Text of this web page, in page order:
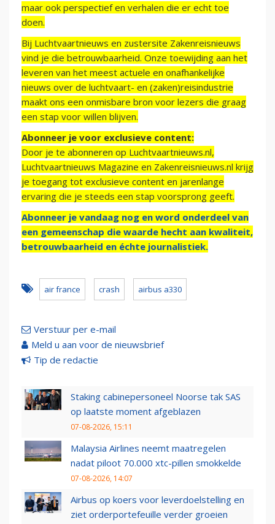
maar ook perspectief en verhalen die er echt toe
doen.
Bij Luchtvaartnieuws en zustersite Zakenreisnieuws
vind je die betrouwbaarheid. Onze toewijding aan het
leveren van het meest actuele en onafhankelijke
nieuws over de luchtvaart- en (zaken)reisindustrie
maakt ons een onmisbare bron voor lezers die graag
een stap voor willen blijven.
Abonneer je voor exclusieve content:
Door je te abonneren op Luchtvaartnieuws.nl,
Luchtvaartnieuws Magazine en Zakenreisnieuws.nl krijg
je toegang tot exclusieve content en jarenlange
ervaring die je steeds een stap voorsprong geeft.
Abonneer je vandaag nog en word onderdeel van
een gemeenschap die waarde hecht aan kwaliteit,
betrouwbaarheid en échte journalistiek.
air france crash airbus a330
Verstuur per e-mail
Meld u aan voor de nieuwsbrief
Tip de redactie
Staking cabinepersoneel Noorse tak SAS
op laatste moment afgeblazen
07-08-2026, 15:11
Malaysia Airlines neemt maatregelen
nadat piloot 70.000 xtc-pillen smokkelde
07-08-2026, 14:07
Airbus op koers voor leverdoelstelling en
ziet orderportefeuille verder groeien